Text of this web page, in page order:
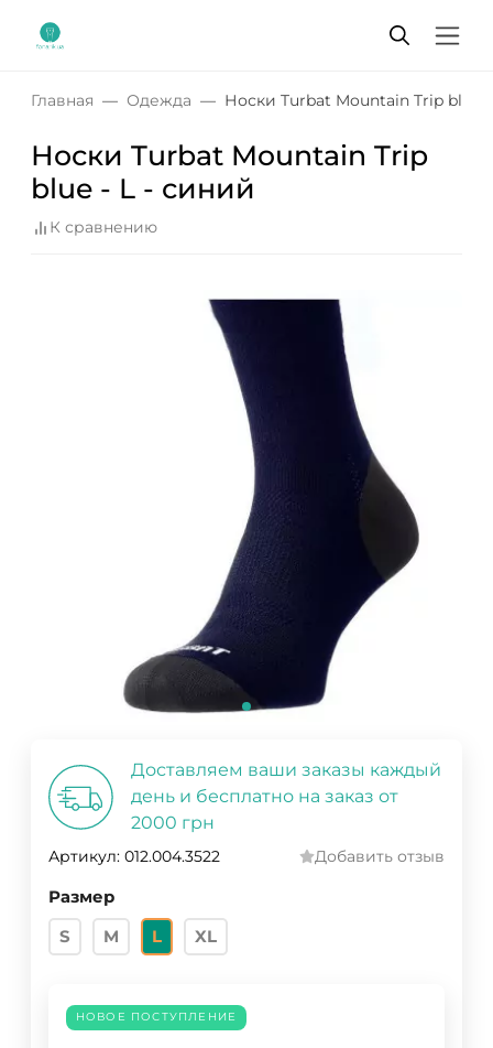
Главная Одежда Носки Turbat Mountain Trip blue
Носки Turbat Mountain Trip
blue - L - синий
К сравнению
Доставляем ваши заказы каждый
день и бесплатно на заказ от
2000 грн
Артикул: 012.004.3522 Добавить отзыв
Размер
S M L XL
НОВОЕ ПОСТУПЛЕНИЕ